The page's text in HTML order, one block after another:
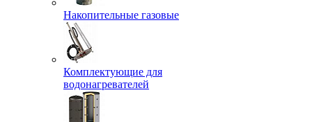
Накопительные газовые
Комплектующие для
водонагревателей